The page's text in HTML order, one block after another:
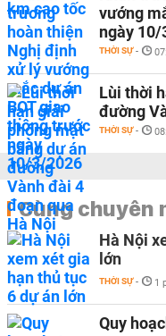
vướng
ngày
THỜI SỰ -
Lùi thời
đường
THỜI SỰ -
Cùng chuyên
Hà Nội
lớn
THỜI SỰ - 1
Quy